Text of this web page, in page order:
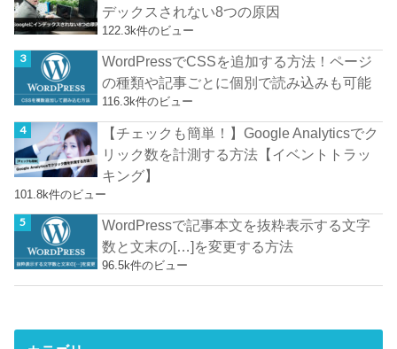
デックスされない8つの原因
122.3k件のビュー
WordPressでCSSを追加する方法！ページ
の種類や記事ごとに個別で読み込みも可能
116.3k件のビュー
【チェックも簡単！】Google Analyticsでク
リック数を計測する方法【イベントトラッ
キング】
101.8k件のビュー
WordPressで記事本文を抜粋表示する文字
数と文末の[…]を変更する方法
96.5k件のビュー